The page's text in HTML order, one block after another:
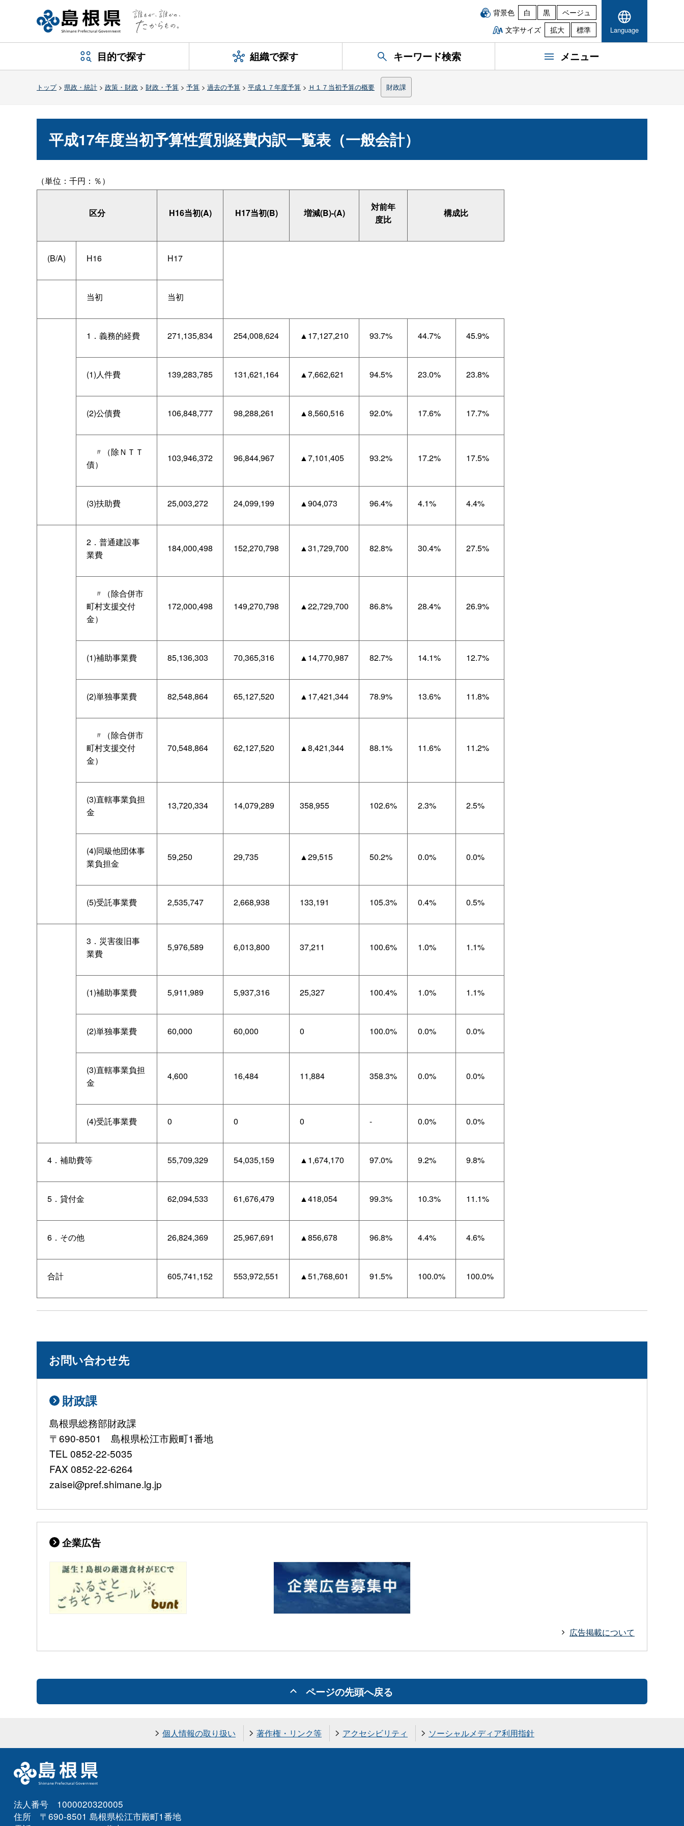
背景色 白 黒
ベージュ
文字サイズ
拡大 標準 Language
目的で探す 組織で探す キーワード検索 メニュー
トップ> 県政・統計 > 政策・財政 > 財政・予算 > 予算 > 過去の予算 > 平成１７年度予算 > Ｈ１７当初予算の概要 財政課
平成17年度当初予算性質別経費内訳一覧表（一般会計）
区分 H16当初(A) H17当初(B) 増減(B)-(A)
対前年
度比
構成比
（単位：千円：％）
(B/A) H16 H17
当初 当初
1．義務的経費 271,135,834 254,008,624 ▲17,127,210 93.7% 44.7% 45.9%
(1)人件費 139,283,785 131,621,164 ▲7,662,621 94.5% 23.0% 23.8%
(2)公債費 106,848,777 98,288,261 ▲8,560,516 92.0% 17.6% 17.7%
〃（除ＮＴＴ
債）
103,946,372 96,844,967 ▲7,101,405 93.2% 17.2% 17.5%
(3)扶助費 25,003,272 24,099,199 ▲904,073 96.4% 4.1% 4.4%
2．普通建設事
業費
184,000,498 152,270,798 ▲31,729,700 82.8% 30.4% 27.5%
〃（除合併市
町村支援交付
金）
172,000,498 149,270,798 ▲22,729,700 86.8% 28.4% 26.9%
(1)補助事業費 85,136,303 70,365,316 ▲14,770,987 82.7% 14.1% 12.7%
(2)単独事業費 82,548,864 65,127,520 ▲17,421,344 78.9% 13.6% 11.8%
〃（除合併市
町村支援交付
金）
70,548,864 62,127,520 ▲8,421,344 88.1% 11.6% 11.2%
(3)直轄事業負担
金
13,720,334 14,079,289 358,955 102.6% 2.3% 2.5%
(4)同級他団体事
業負担金
59,250 29,735 ▲29,515 50.2% 0.0% 0.0%
(5)受託事業費 2,535,747 2,668,938 133,191 105.3% 0.4% 0.5%
3．災害復旧事
業費
5,976,589 6,013,800 37,211 100.6% 1.0% 1.1%
(1)補助事業費 5,911,989 5,937,316 25,327 100.4% 1.0% 1.1%
(2)単独事業費 60,000 60,000 0 100.0% 0.0% 0.0%
(3)直轄事業負担
金
4,600 16,484 11,884 358.3% 0.0% 0.0%
(4)受託事業費 0 0 0 - 0.0% 0.0%
4．補助費等 55,709,329 54,035,159 ▲1,674,170 97.0% 9.2% 9.8%
5．貸付金 62,094,533 61,676,479 ▲418,054 99.3% 10.3% 11.1%
6．その他 26,824,369 25,967,691 ▲856,678 96.8% 4.4% 4.6%
合計 605,741,152 553,972,551 ▲51,768,601 91.5% 100.0% 100.0%
お問い合わせ先
財政課
島根県総務部財政課
〒690-8501 島根県松江市殿町1番地
TEL 0852-22-5035
FAX 0852-22-6264
zaisei@pref.shimane.lg.jp
企業広告
広告掲載について
ページの先頭へ戻る
個人情報の取り扱い 著作権・リンク等 アクセシビリティ ソーシャルメディア利用指針
法人番号 1000020320005
住所 〒690-8501 島根県松江市殿町1番地